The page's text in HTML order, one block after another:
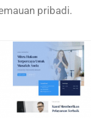
pribadi.